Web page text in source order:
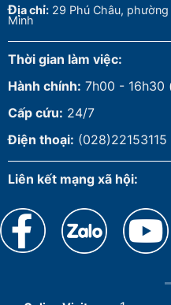
Địa chỉ: 29 Phú Châu,
Minh
Thời gian làm việc:
Hành chính: 7h00 - 16h30
Cấp cứu: 24/7
Điện thoại: (028)22153115
Liên kết mạng xã hội: